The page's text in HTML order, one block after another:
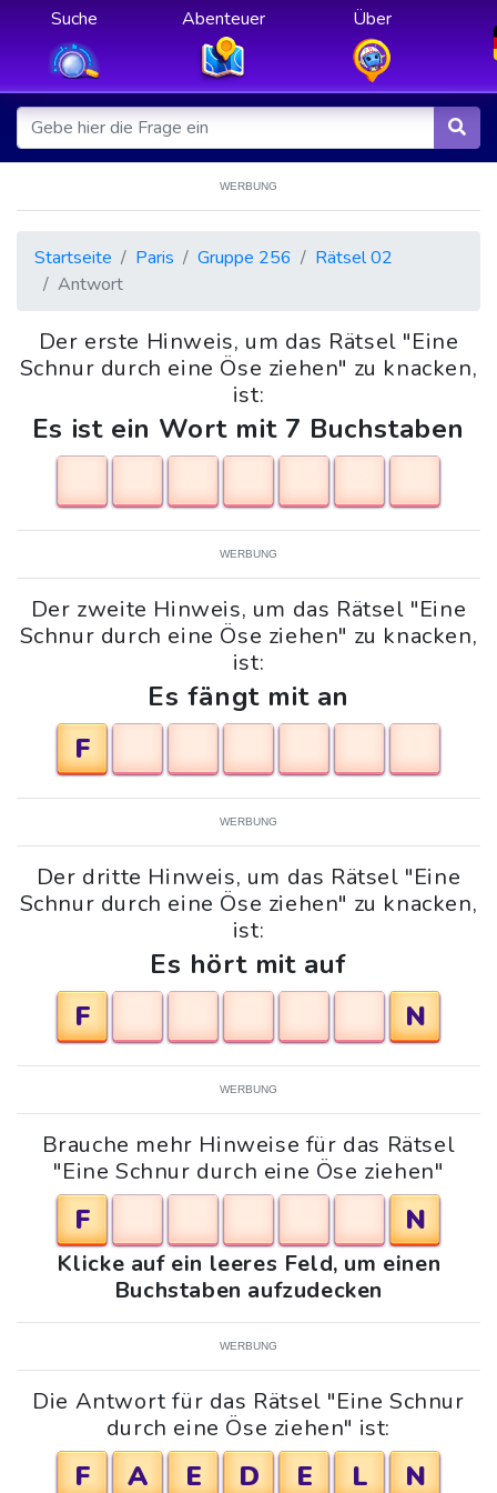
Suche Abenteuer Über
WERBUNG
Startseite Paris Gruppe 256
Rätsel 02
Antwort
Der erste Hinweis, um das Rätsel "Eine
Schnur durch eine Öse ziehen" zu knacken,
ist:
Es ist ein Wort mit 7 Buchstaben
WERBUNG
Der zweite Hinweis, um das Rätsel "Eine
Schnur durch eine Öse ziehen" zu knacken,
ist:
Es fängt mit an
F
WERBUNG
Der dritte Hinweis, um das Rätsel "Eine
Schnur durch eine Öse ziehen" zu knacken,
ist:
Es hört mit auf
F
N
WERBUNG
Brauche mehr Hinweise für das Rätsel
"Eine Schnur durch eine Öse ziehen"
F N
Klicke auf ein leeres Feld, um einen
Buchstaben aufzudecken
WERBUNG
Die Antwort für das Rätsel "Eine Schnur
durch eine Öse ziehen" ist:
F A E D E L N